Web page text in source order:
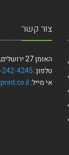
צור קשר
האומן 27 ירושלים, ת.ד 8404
טלפון:4245
אי מייל: